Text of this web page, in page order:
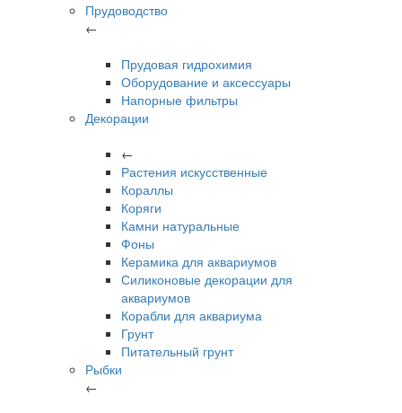
Прудоводство
←
Прудовая гидрохимия
Оборудование и аксессуары
Напорные фильтры
Декорации
←
Растения искусственные
Кораллы
Коряги
Камни натуральные
Фоны
Керамика для аквариумов
Силиконовые декорации для
аквариумов
Корабли для аквариума
Грунт
Питательный грунт
Рыбки
←